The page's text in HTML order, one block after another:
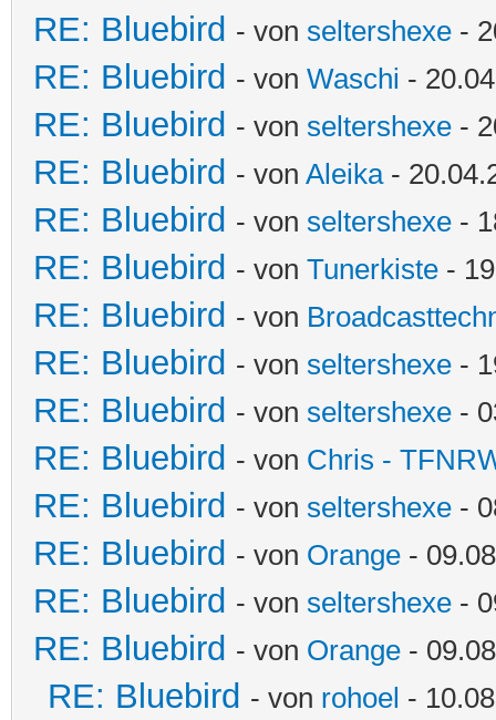
RE: Bluebird - von seltershexe -
RE: Bluebird - von Waschi -
RE: Bluebird - von seltershexe -
RE: Bluebird - von Aleika-
RE: Bluebird - von seltershexe -
RE: Bluebird - von Tunerkiste -
RE: Bluebird - von
RE: Bluebird - von seltershexe -
RE: Bluebird - von seltershexe -
RE: Bluebird - von Chris -
RE: Bluebird - von seltershexe -
RE: Bluebird - von Orange -
RE: Bluebird - von seltershexe -
RE: Bluebird - von Orange -
RE: Bluebird - von rohoel -